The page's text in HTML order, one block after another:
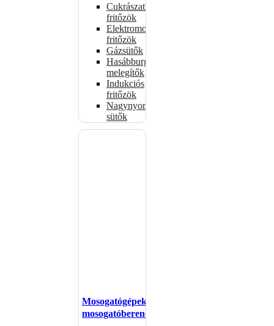
Cukrászati
fritőzök
Elektromos
fritőzök
Gázsütők
Hasábburgonya
melegítők
Indukciós
fritőzök
Nagynyomású
sütők
Mosogatógépek,
mosogatóberendezések